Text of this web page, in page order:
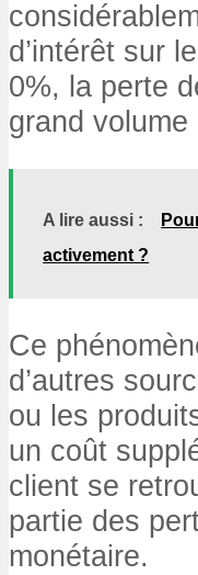
d’intérêt sur
0%, la perte
grand volume
A lire aussi :
activement ?
Ce
d’autres
ou les
un coût
client se
partie des
monétaire.